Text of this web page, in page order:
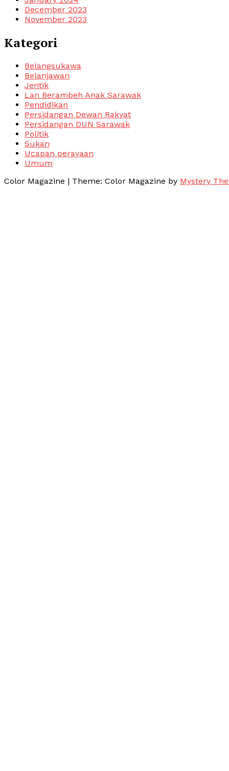
December 2023
November 2023
Kategori
Belangsukawa
Belanjawan
Jentik
Lan Berambeh Anak Sarawak
Pendidikan
Persidangan Dewan Rakyat
Persidangan DUN Sarawak
Politik
Sukan
Ucapan perayaan
Umum
Color Magazine | Theme: Color Magazine by Mystery